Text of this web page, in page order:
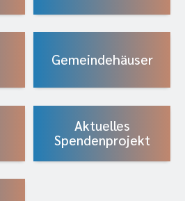
Gemeindehäuser
Aktuelles
Spendenprojekt